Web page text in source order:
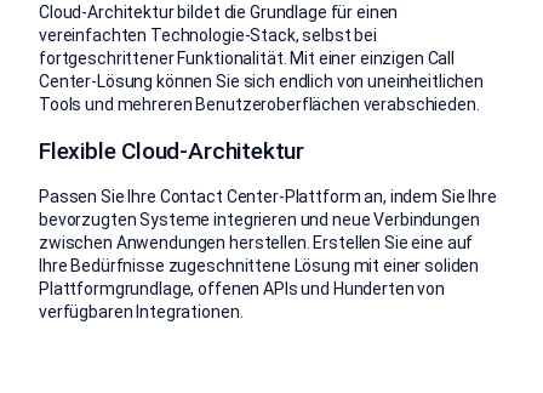
Cloud-Architektur bildet die Grundlage für einen
vereinfachten Technologie-Stack, selbst bei
fortgeschrittener Funktionalität. Mit einer einzigen Call
Center-Lösung können Sie sich endlich von uneinheitlichen
Tools und mehreren Benutzeroberflächen verabschieden.
Flexible Cloud-Architektur
Passen Sie Ihre Contact Center-Plattform an, indem Sie Ihre
bevorzugten Systeme integrieren und neue Verbindungen
zwischen Anwendungen herstellen. Erstellen Sie eine auf
Ihre Bedürfnisse zugeschnittene Lösung mit einer soliden
Plattformgrundlage, offenen APIs und Hunderten von
verfügbaren Integrationen.